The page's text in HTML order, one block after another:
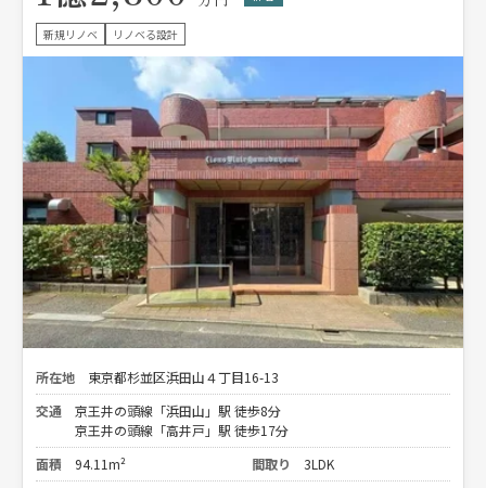
新規リノベ リノベる設計
所在地
東京都杉並区浜田山４丁目16-13
交通
京王井の頭線「浜田山」駅 徒歩8分
京王井の頭線「高井戸」駅 徒歩17分
面積
94.11m² 間取り
3LDK